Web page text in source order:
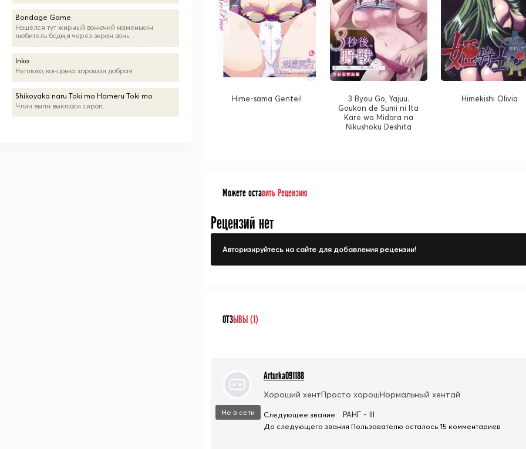
Hime-sama Gentei!
3 Byou Go, Yajuu.
Goukon de Sumi ni Ita
Kare wa Midara na
Nikushoku Deshita
Himekishi Olivia
Можете оставить Рецензию
Рецензий нет
Авторизируйтесь на сайте для добавления рецензии!
ОТЗЫВЫ (1)
Не в сети
Arturka091188
Хороший хентПросто хорошНормальный хентай
Следующее звание: РАНГ - III
До следующего звания Пользователю осталось 15 комментариев
Bondage Game
Нашёлся тут жирный вонючий маменькин
любитель бсдм,я через экран вонь...
Inko
Неплохо, концовка хорошая добрая ...
Shikoyaka naru Toki mo Hameru Toki mo
Члин выпн выклюси сироп...